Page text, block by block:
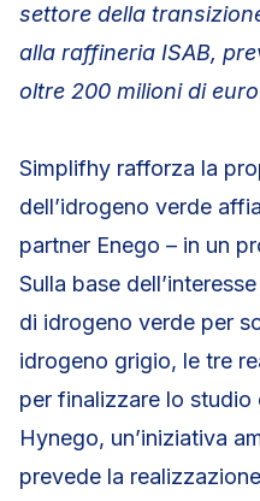
settore della
alla raffineria ISAB,
oltre 200 milioni di
Simplifhy rafforza la
dell’idrogeno verde
partner Enego – in un
Sulla base
di idrogeno verde per
idrogeno grigio, le tre
per finalizzare lo
Hynego, un’iniziativa
prevede la